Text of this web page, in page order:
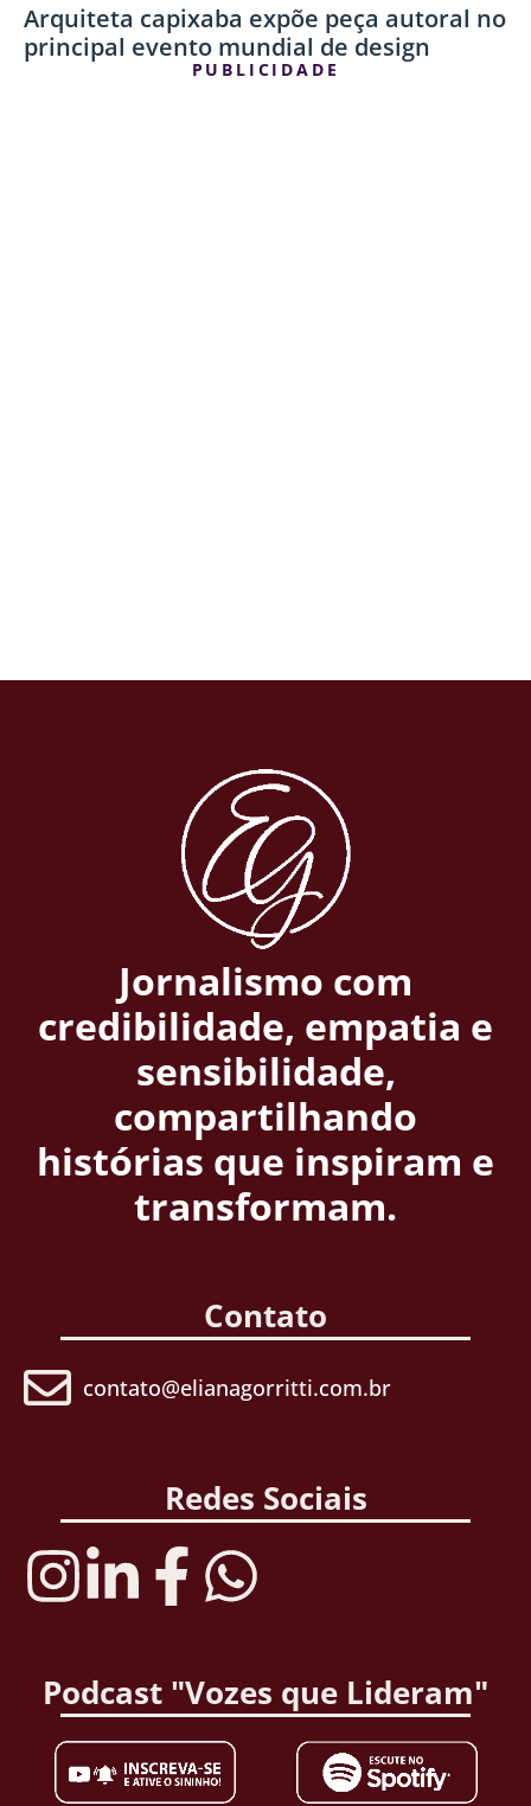
Arquiteta capixaba expõe peça autoral no
principal evento mundial de design
PUBLICIDADE
Jornalismo com
credibilidade, empatia e
sensibilidade,
compartilhando
histórias que inspiram e
transformam.
Contato
contato@elianagorritti.com.br
Redes Sociais
Podcast "Vozes que Lideram"